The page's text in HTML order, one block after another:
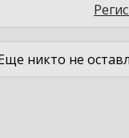
никто не